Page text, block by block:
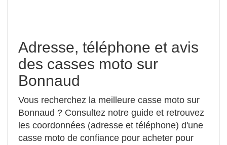
Adresse, téléphone et avis
des casses moto sur
Bonnaud
Vous recherchez la meilleure casse moto sur
Bonnaud ? Consultez notre guide et retrouvez
les coordonnées (adresse et téléphone) d'une
casse moto de confiance pour acheter pour